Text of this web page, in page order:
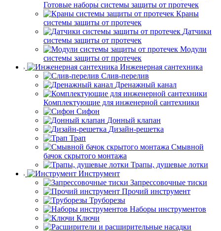
Готовые наборы системы защиты от протечек
Краны
системы защиты от протечек
Датчики
системы защиты от протечек
Модули
системы защиты от протечек
Инженерная сантехника
Слив-перелив
Дренажный канал
Комплектующие для инженерной сантехники
Сифон
Донный клапан
Дизайн-решетка
Трап
Смывной
бачок скрытого монтажа
Трапы, душевые лотки
Инструмент
Запрессовочные тиски
Прочий инструмент
Труборезы
Наборы инструментов
Ключи